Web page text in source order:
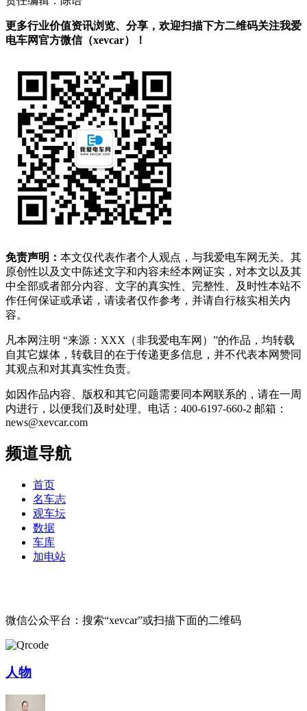
更多行业价值资讯浏览、分享，欢迎扫描下方二维码关注我爱
电车网官方微信（xevcar）！
免责声明： 本文仅代表作者个人观点，与我爱电车网无关。其
原创性以及文中陈述文字和内容未经本网证实，对本文以及其
中全部或者部分内容、文字的真实性、完整性、及时性本站不
作任何保证或承诺，请读者仅作参考，并请自行核实相关内
容。
凡本网注明 “来源：XXX（非我爱电车网）”的作品，均转载
自其它媒体，转载目的在于传递更多信息，并不代表本网赞同
其观点和对其真实性负责。
如因作品内容、版权和其它问题需要同本网联系的，请在一周
内进行，以便我们及时处理。电话：400-6197-660-2 邮箱：
news@xevcar.com
频道导航
首页
名车志
观车坛
数据
车库
加电站
微信公众平台：搜索“xevcar”或扫描下面的二维码
人物